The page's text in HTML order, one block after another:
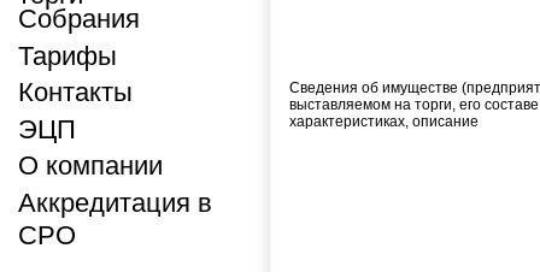
Собрания
Тарифы
Контакты
ЭЦП
О компании
Аккредитация в
СРО
Cведения об имуществе
выставляемом на торги, его
характеристиках, описание